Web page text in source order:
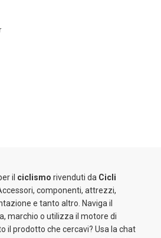
il ciclismo rivenduti da Cicli
componenti, attrezzi,
e tanto altro. Naviga il
marchio o utilizza il motore di
il prodotto che cercavi? Usa la chat